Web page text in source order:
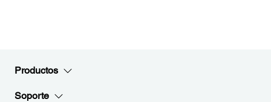
Productos
Soporte